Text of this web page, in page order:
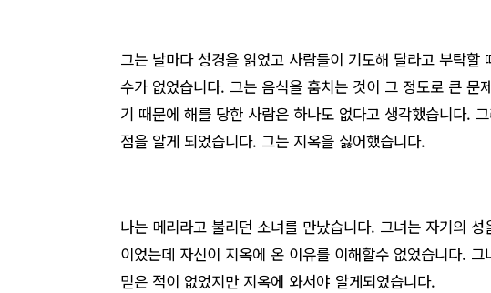
그는 날마다 성경을 읽었고 사람들이 기도해 달라고 부탁
수가 없었습니다. 그는 음식을 훔치는 것이 그 정도로 큰 문
기 때문에 해를 당한 사람은 하나도 없다고 생각했습니다.
점을 알게 되었습니다. 그는 지옥을 싫어했습니다.
나는 메리라고 불리던 소녀를 만났습니다. 그녀는 자기의
이었는데 자신이 지옥에 온 이유를 이해할수 없었습니다.
믿은 적이 없었지만 지옥에 와서야 알게되었습니다.